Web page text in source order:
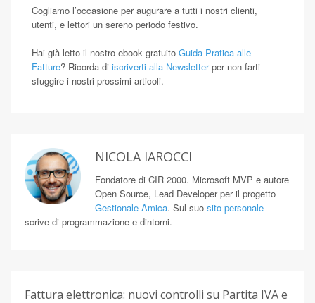
Cogliamo l’occasione per augurare a tutti i nostri clienti,
utenti, e lettori un sereno periodo festivo.
Hai già letto il nostro ebook gratuito Guida Pratica alle
Fatture? Ricorda di iscriverti alla Newsletterper non farti
sfuggire i nostri prossimi articoli.
NICOLA IAROCCI
Fondatore di CIR 2000. Microsoft MVP e autore
Open Source, Lead Developer per il progetto
Gestionale Amica. Sul suo sito personale
scrive di programmazione e dintorni.
Fattura elettronica: nuovi controlli su Partita IVA e